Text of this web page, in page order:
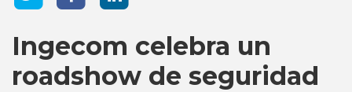
Ingecom celebra un
roadshow de seguridad